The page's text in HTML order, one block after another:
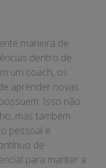
maneira de
dentro de
um coach, os
aprender novas
Isso não
mas também
pessoal e
de
para manter a